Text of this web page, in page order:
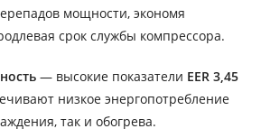
мощности, экономя
срок службы компрессора.
— высокие показатели EER 3,45
низкое энергопотребление
так и обогрева.